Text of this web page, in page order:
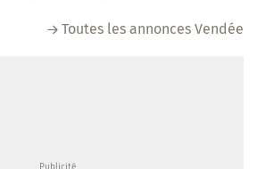
Toutes les annonces Vendée